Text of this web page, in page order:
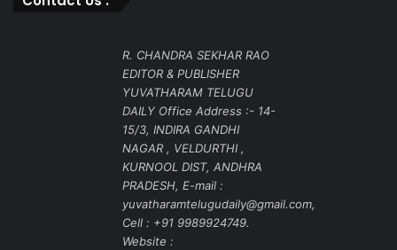
R. CHANDRA SEKHAR RAO
EDITOR & PUBLISHER
YUVATHARAM TELUGU
DAILY Office Address :- 14-
15/3, INDIRA GANDHI
NAGAR , VELDURTHI ,
KURNOOL DIST, ANDHRA
PRADESH, E-mail :
yuvatharamtelugudaily@gmail.com,
Cell : +91 9989924749.
Website :